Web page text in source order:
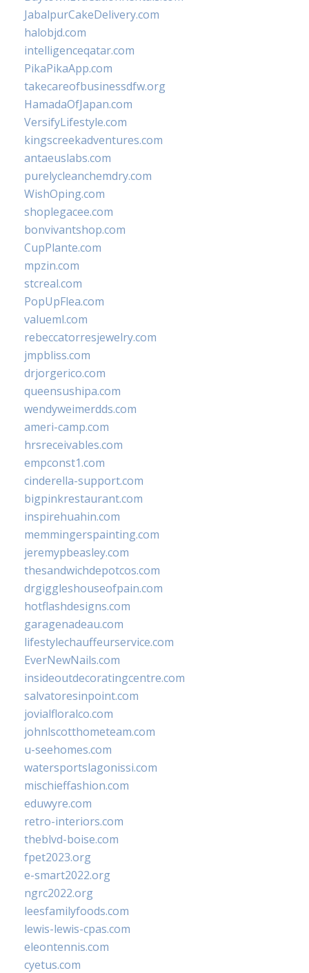
JabalpurCakeDelivery.com
halobjd.com
intelligenceqatar.com
PikaPikaApp.com
takecareofbusinessdfw.org
HamadaOfJapan.com
VersifyLifestyle.com
kingscreekadventures.com
antaeuslabs.com
purelycleanchemdry.com
WishOping.com
shoplegacee.com
bonvivantshop.com
CupPlante.com
mpzin.com
stcreal.com
PopUpFlea.com
valueml.com
rebeccatorresjewelry.com
jmpbliss.com
drjorgerico.com
queensushipa.com
wendyweimerdds.com
ameri-camp.com
hrsreceivables.com
empconst1.com
cinderella-support.com
bigpinkrestaurant.com
inspirehuahin.com
memmingerspainting.com
jeremypbeasley.com
thesandwichdepotcos.com
drgiggleshouseofpain.com
hotflashdesigns.com
garagenadeau.com
lifestylechauffeurservice.com
EverNewNails.com
insideoutdecoratingcentre.com
salvatoresinpoint.com
jovialfloralco.com
johnlscotthometeam.com
u-seehomes.com
watersportslagonissi.com
mischieffashion.com
eduwyre.com
retro-interiors.com
theblvd-boise.com
fpet2023.org
e-smart2022.org
ngrc2022.org
leesfamilyfoods.com
lewis-lewis-cpas.com
eleontennis.com
cyetus.com